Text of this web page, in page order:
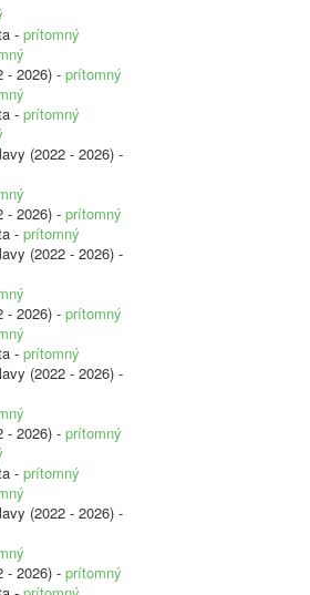
- prítomný
- 2026) - prítomný
- prítomný
(2022 - 2026) -
- 2026) - prítomný
- prítomný
(2022 - 2026) -
- 2026) - prítomný
- prítomný
(2022 - 2026) -
- 2026) - prítomný
- prítomný
(2022 - 2026) -
- 2026) - prítomný